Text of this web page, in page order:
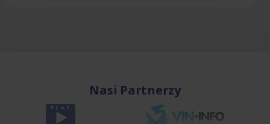
Nasi Partnerzy